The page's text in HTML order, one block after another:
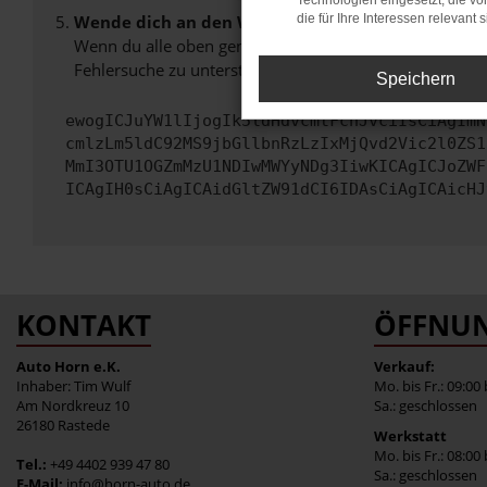
Wende dich an den Webseitenbetreiber.
Wenn du alle oben genannten Schritte versucht hast,
Fehlersuche zu unterstützen:
KONTAKT
Auto Horn e.K.
Inhaber: Tim Wulf
Am Nordkreuz 10
26180 Rastede
Tel.: +49 4402 939 47 80
Verkauf:
Mo. bis Fr.: 09:00
Sa.: geschlossen
Werkstatt
Mo. bis Fr.: 08:00
Sa.: geschlossen
die für Ihre Interessen relevant
Speichern